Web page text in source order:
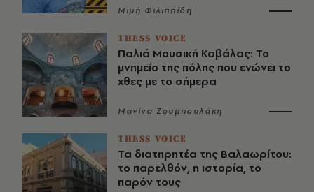
Μιμή Φιλιππίδη
THESS VOICE
Παλιά Μουσική Καβάλας: Το
μνημείο της πόλης που ενώνει το
χθες με το σήμερα
Μανίνα Ζουμπουλάκη
THESS VOICE
Τα διατηρητέα της Βαλαωρίτου:
το παρελθόν, η ιστορία, το
παρόν τους